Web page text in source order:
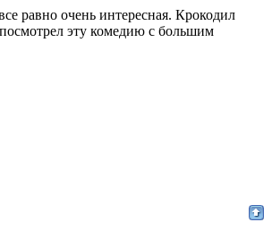
равно очень интересная. Крокодил
эту комедию с большим